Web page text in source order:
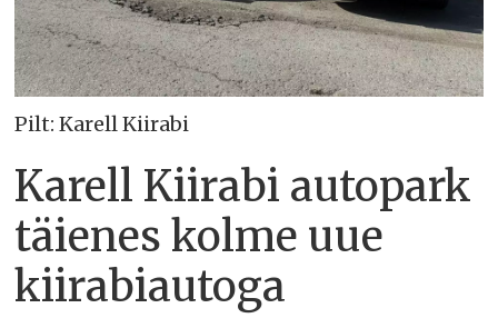
Pilt: Karell Kiirabi
Karell Kiirabi autopark
täienes kolme uue
kiirabiautoga